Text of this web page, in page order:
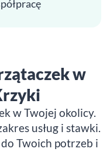
w
w Twojej okolicy.
usług i stawki.
Twoich potrzeb i